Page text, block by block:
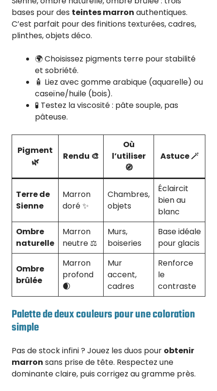
bases pour des teintes marron authentiques.
C’est parfait pour des finitions texturées, cadres,
plinthes, objets déco.
🌍 Choisissez pigments terre pour stabilité
et sobriété.
🧴 Liez avec gomme arabique (aquarelle) ou
caseïne/huile (bois).
🧪 Testez la viscosité : pâte souple, pas
pâteuse.
Pigment
🌿
Rendu 🎨
Où
l’utiliser
🧭
Astuce 🪄
Terre de
Sienne
Marron
doré ✨
Chambres,
objets
Éclaircit
bien au
blanc
Ombre
naturelle
Marron
neutre ⚖️
Murs,
boiseries
Base idéale
pour glacis
Ombre
brûlée
Marron
profond
🌒
Mur
accent,
cadres
Renforce
le
contraste
Palette de deux couleurs pour une coloration
simple
Pas de stock infini ? Jouez les duos pour obtenir
marron sans prise de tête. Respectez une
dominante claire, puis corrigez au gramme près.